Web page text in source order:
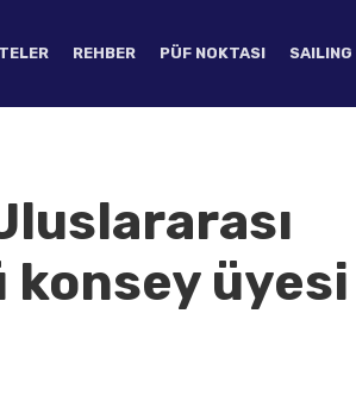
REHBER PÜF NOKTASI